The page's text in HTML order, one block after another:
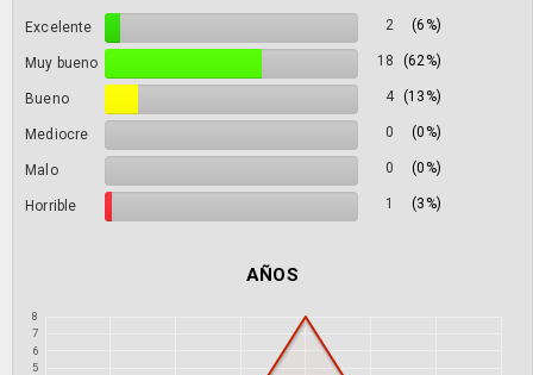
Excelente 2 (6%)
Muy bueno 18 (62%)
Bueno 4 (13%)
Mediocre 0 (0%)
Malo 0 (0%)
Horrible 1 (3%)
AÑOS
5
6
7
8